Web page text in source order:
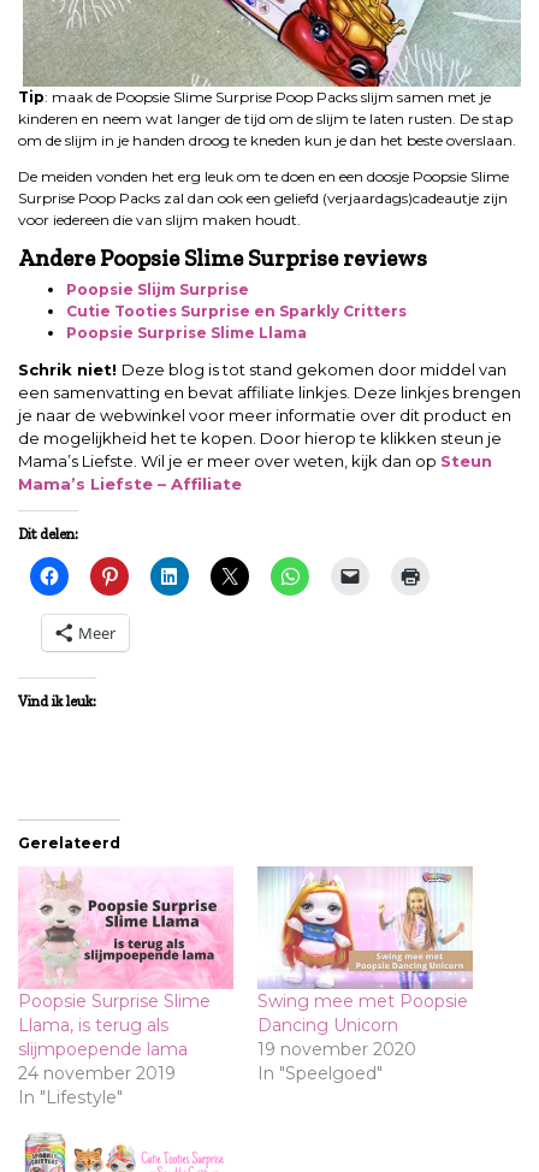
Tip: maak de Poopsie Slime Surprise Poop Packs slijm samen met je
kinderen en neem wat langer de tijd om de slijm te laten rusten. De stap
om de slijm in je handen droog te kneden kun je dan het beste overslaan.
De meiden vonden het erg leuk om te doen en een doosje Poopsie Slime
Surprise Poop Packs zal dan ook een geliefd (verjaardags)cadeautje zijn
voor iedereen die van slijm maken houdt.
Andere Poopsie Slime Surprise reviews
Poopsie Slijm Surprise
Cutie Tooties Surprise en Sparkly Critters
Poopsie Surprise Slime Llama
Schrik niet! Deze blog is tot stand gekomen door middel van
een samenvatting en bevat affiliate linkjes. Deze linkjes brengen
je naar de webwinkel voor meer informatie over dit product en
de mogelijkheid het te kopen. Door hierop te klikken steun je
Mama’s Liefste. Wil je er meer over weten, kijk dan op Steun
Mama’s Liefste – Affiliate
Dit delen:
Meer
Vind ik leuk:
Gerelateerd
Poopsie Surprise Slime
Llama, is terug als
slijmpoepende lama
24 november 2019
In "Lifestyle"
Swing mee met Poopsie
Dancing Unicorn
19 november 2020
In "Speelgoed"